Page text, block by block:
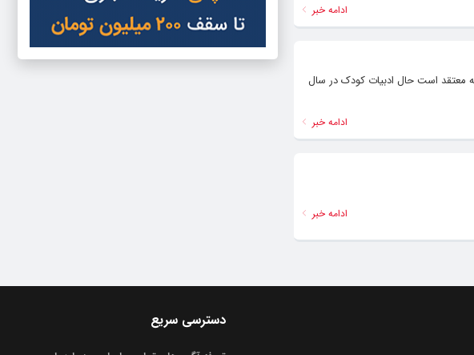
ادامه خبر
معتقد است حال ادبیات کودک در سال
ادامه خبر
ادامه خبر
دسترسی سریع